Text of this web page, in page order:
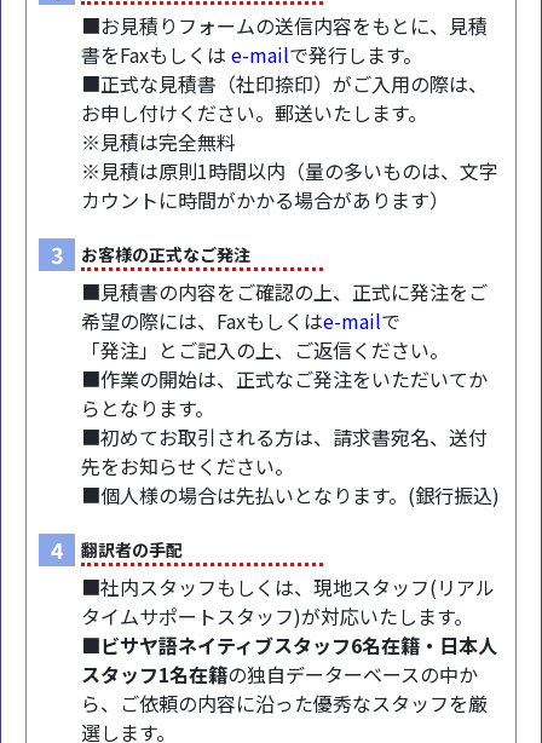
■お見積りフォームの送信内容をもとに、見積
書をFaxもしくは e-mailで発行します。
■正式な見積書（社印捺印）がご入用の際は、
お申し付けください。郵送いたします。
※見積は完全無料
※見積は原則1時間以内（量の多いものは、文字
カウントに時間がかかる場合があります）
3 お客様の正式なご発注
■見積書の内容をご確認の上、正式に発注をご
希望の際には、Faxもしくはe-mailで
「発注」とご記入の上、ご返信ください。
■作業の開始は、正式なご発注をいただいてか
らとなります。
■初めてお取引される方は、請求書宛名、送付
先をお知らせください。
■個人様の場合は先払いとなります。(銀行振込)
4 翻訳者の手配
■社内スタッフもしくは、現地スタッフ(リアル
タイムサポートスタッフ)が対応いたします。
■ビサヤ語ネイティブスタッフ6名在籍・日本人
スタッフ1名在籍の独自データーベースの中か
ら、ご依頼の内容に沿った優秀なスタッフを厳
選します。